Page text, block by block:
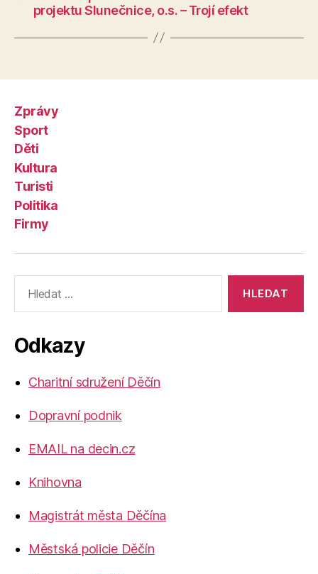
projektu Slunečnice, o.s. – Trojí efekt
Zprávy
Sport
Děti
Kultura
Turisti
Politika
Firmy
vyhledávání:
Odkazy
Charitní sdružení Děčín
Dopravní podnik
EMAIL na decin.cz
Knihovna
Magistrát města Děčína
Městská policie Děčín